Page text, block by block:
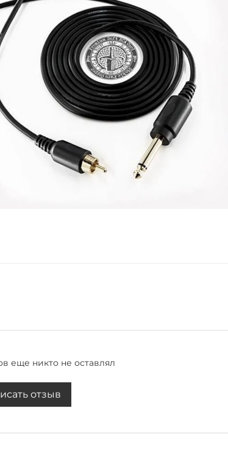
еще никто не оставлял
отзыв